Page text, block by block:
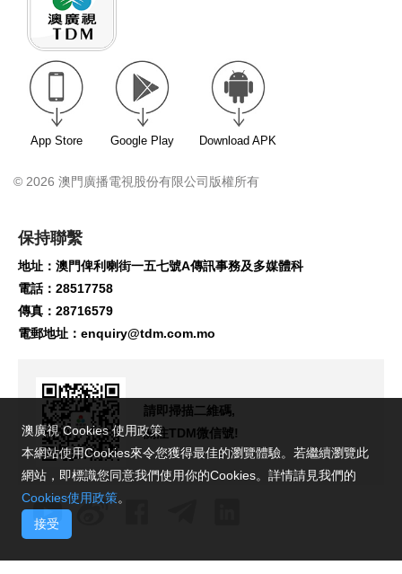
App Store Google Play Download APK
© 2026 澳門廣播電視股份有限公司版權所有
保持聯繫
地址：澳門俾利喇街一五七號A傳訊事務及多媒體科
電話：28517758
傳真：28716579
電郵地址： enquiry@tdm.com.mo
請即掃描二維碼,
關注TDM微信號!
澳廣視 Cookies 使用政策
本網站使用Cookies來令您獲得最佳的瀏覽體驗。若繼續瀏覽此
網站，即標識您同意我們使用你的Cookies。詳情請見我們的
Cookies使用政策。
接受